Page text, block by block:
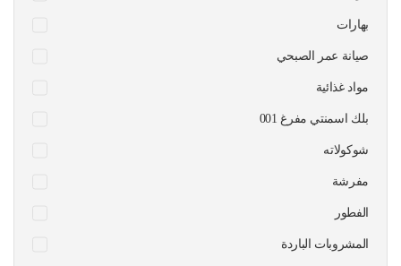
بهارات
صيانة عمر الصبحي
مواد غذائية
بلك اسمنتي مفرغ 001
شوكولاته
مفرشة
الفطور
المشروبات الباردة